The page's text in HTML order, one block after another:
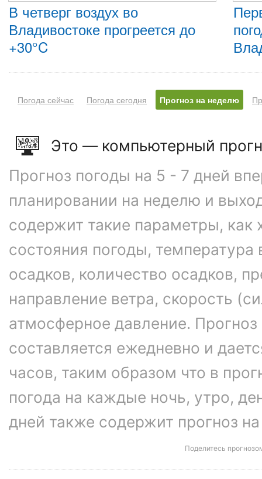
В четверг воздух во
Владивостоке прогреется до
+30°C
Погода сейчас Погода сегодня Прогноз на неделю
Это — компьютерный
Прогноз погоды на 5 - 7 дней
планировании на неделю и
содержит такие параметры, как
состояния погоды, температура
осадков, количество осадков,
направление ветра, скорость
атмосферное давление.
составляется ежедневно и
часов, таким образом что в
погода на каждые ночь, утро,
дней также содержит прогноз
Поделитесь